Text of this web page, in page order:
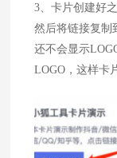
3、卡片创建好
然后将链接复制
还不会显示
LOGO，这样卡